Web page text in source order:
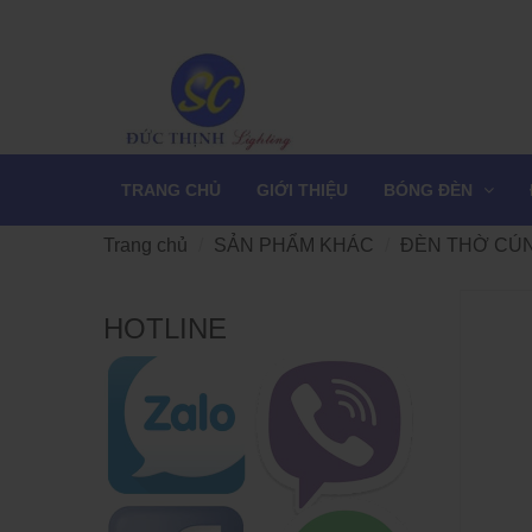
HOTLINE
TRANG CHỦ GIỚI THIỆU BÓNG ĐÈN
Trang chủ SẢN PHẨM KHÁC ĐÈN THỜ